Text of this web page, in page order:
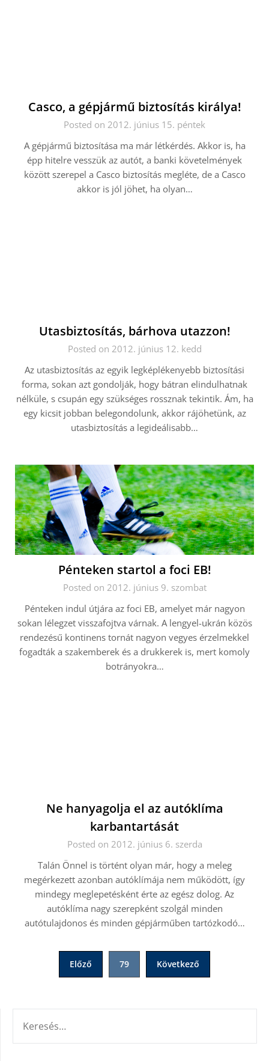
Casco, a gépjármű biztosítás királya!
Posted on 2012. június 15. péntek
A gépjármű biztosítása ma már létkérdés. Akkor is, ha
épp hitelre vesszük az autót, a banki követelmények
között szerepel a Casco biztosítás megléte, de a Casco
akkor is jól jöhet, ha olyan…
Utasbiztosítás, bárhova utazzon!
Posted on 2012. június 12. kedd
Az utasbiztosítás az egyik legképlékenyebb biztosítási
forma, sokan azt gondolják, hogy bátran elindulhatnak
nélküle, s csupán egy szükséges rossznak tekintik. Ám, ha
egy kicsit jobban belegondolunk, akkor rájöhetünk, az
utasbiztosítás a legideálisabb…
Pénteken startol a foci EB!
Posted on 2012. június 9. szombat
Pénteken indul útjára az foci EB, amelyet már nagyon
sokan lélegzet visszafojtva várnak. A lengyel-ukrán közös
rendezésű kontinens tornát nagyon vegyes érzelmekkel
fogadták a szakemberek és a drukkerek is, mert komoly
botrányokra…
Ne hanyagolja el az autóklíma
karbantartását
Posted on 2012. június 6. szerda
Talán Önnel is történt olyan már, hogy a meleg
megérkezett azonban autóklímája nem működött, így
mindegy meglepetésként érte az egész dolog. Az
autóklíma nagy szerepként szolgál minden
autótulajdonos és minden gépjárműben tartózkodó…
BejegyzésekElőző 79 Következő